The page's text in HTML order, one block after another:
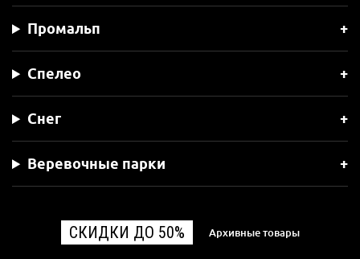
Промальп
Спелео
Снег
Веревочные парки
СКИДКИ ДО 50% Архивные товары